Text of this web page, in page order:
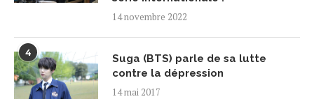
14 novembre 2022
4
Suga (BTS) parle de sa lutte
contre la dépression
14 mai 2017